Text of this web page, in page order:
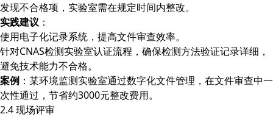
发现不合格项，实验室需在规定时间内整改。
实践建议 ：
使用电子化记录系统，提高文件审查效率。
针对CNAS检测实验室认证流程，确保检测方法验证记录详细，
避免技术能力不合格。
案例 ：某环境监测实验室通过数字化文件管理，在文件审查中一
次性通过，节省约3000元整改费用。
2.4 现场评审